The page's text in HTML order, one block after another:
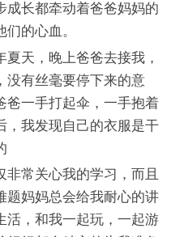
成长都牵动着爸爸妈妈的
的心血。
天，晚上爸爸去接我，
没有丝毫要停下来的意
爸一手打起伞，一手抱着
，我发现自己的衣服是干
常关心我的学习，而且
题妈妈总会给我耐心的讲
活，和我一起玩，一起游